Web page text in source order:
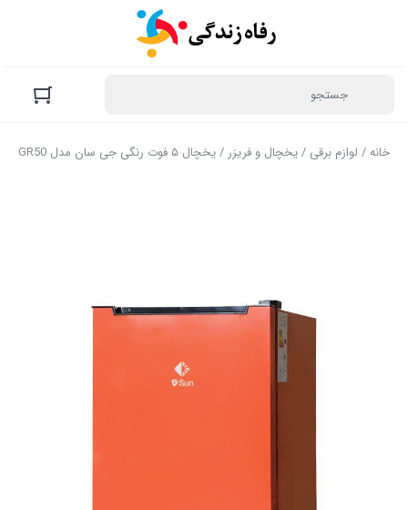
خانه/ لوازم برقی /یخچال و فریزر / یخچال ۵ فوت رنگی جی سان مدل GR50